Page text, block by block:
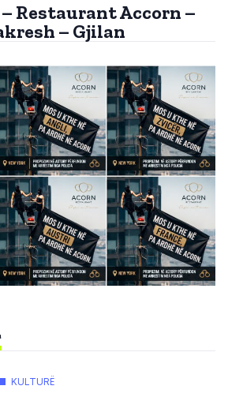
Restaurant Accorn –
– Gjilan
KULTURË